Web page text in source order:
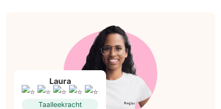
Laura
Taalleekracht